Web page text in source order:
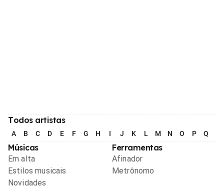
Todos artistas
A B C D E F G H I J K L M N O P Q
Músicas
Em alta
Estilos musicais
Novidades
Ferramentas
Afinador
Metrônomo